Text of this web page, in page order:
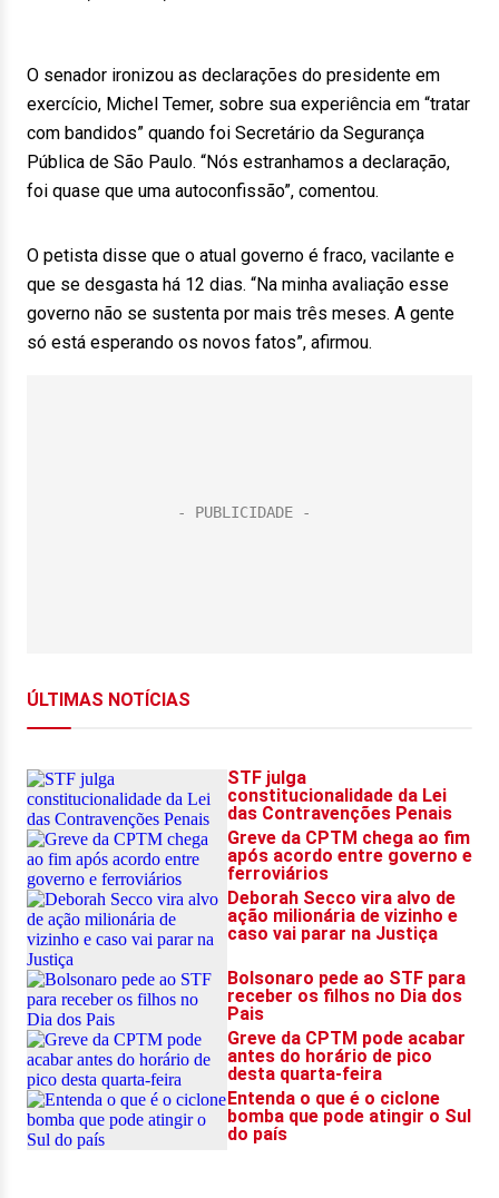
O senador ironizou as declarações do presidente em
exercício, Michel Temer, sobre sua experiência em “tratar
com bandidos” quando foi Secretário da Segurança
Pública de São Paulo. “Nós estranhamos a declaração,
foi quase que uma autoconfissão”, comentou.
O petista disse que o atual governo é fraco, vacilante e
que se desgasta há 12 dias. “Na minha avaliação esse
governo não se sustenta por mais três meses. A gente
só está esperando os novos fatos”, afirmou.